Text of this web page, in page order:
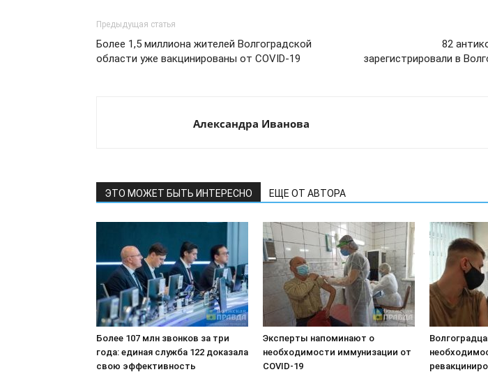
Предыдущая статья
Более 1,5 миллиона жителей Волгоградской
области уже вакцинированы от COVID-19
82
зарегистрировали в
Александра Иванова
ЭТО МОЖЕТ БЫТЬ ИНТЕРЕСНО ЕЩЕ ОТ АВТОРА
Более 107 млн звонков за три
года: единая служба 122 доказала
свою эффективность
Эксперты напоминают о
необходимости иммунизации от
COVID-19